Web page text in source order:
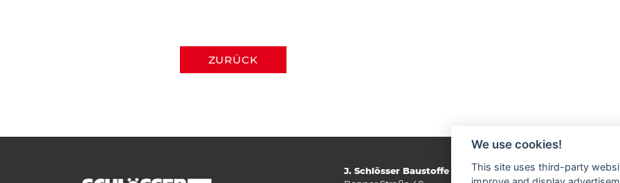
ZURÜCK
J. Schlösser Baustoffe GmbH
We use cookies!
This site uses third-party